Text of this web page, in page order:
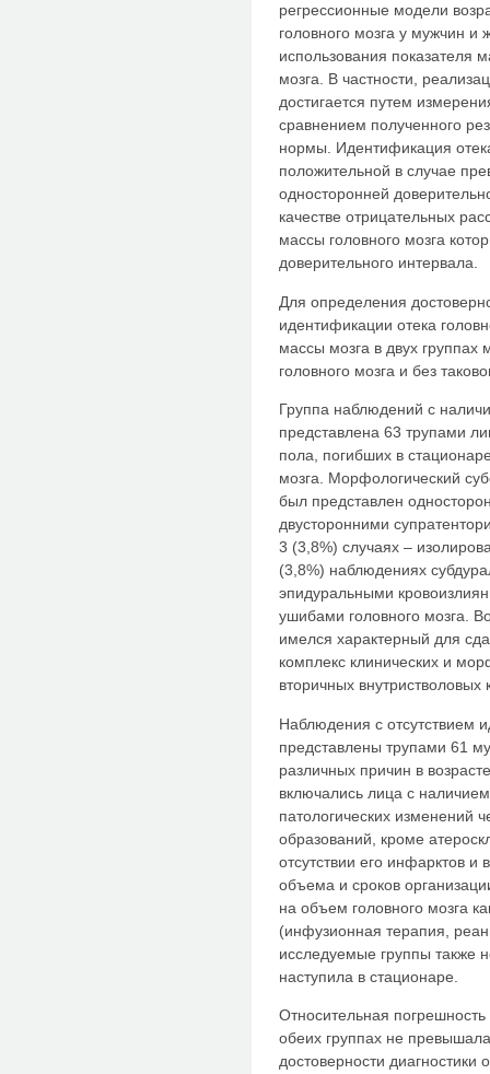
регрессионные модели
головного мозга у мужчин
использования показателя
мозга. В частности,
достигается путем
сравнением полученного
нормы. Идентификация
положительной в случае
односторонней
качестве отрицательных
массы головного мозга
доверительного интервала.
Для определения
идентификации отека
массы мозга в двух
головного мозга и без
Группа наблюдений с
представлена 63 трупами
пола, погибших в
мозга. Морфологический
был представлен
двусторонними
3 (3,8%) случаях –
(3,8%) наблюдениях
эпидуральными
ушибами головного мозга.
имелся характерный для
комплекс клинических и
вторичных внутристволовых
Наблюдения с отсутствием
представлены трупами 61
различных причин в
включались лица с
патологических изменений
образований, кроме
отсутствии его инфарктов и
объема и сроков
на объем головного мозга
(инфузионная терапия,
исследуемые группы также
наступила в стационаре.
Относительная
обеих группах не
достоверности диагностики